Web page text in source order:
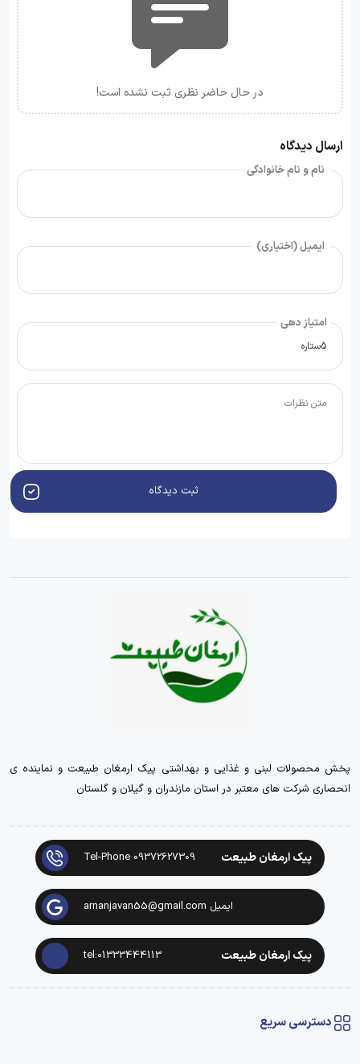
در حال حاضر نظری ثبت نشده است!
ارسال دیدگاه
نام و نام خانوادگی
ایمیل (اختیاری)
امتیاز دهی
ثبت دیدگاه
پخش محصولات لبنی و غذایی و بهداشتی پیک ارمغان طبیعت و نماینده ی
انحصاری شرکت های معتبر در استان مازندران و گیلان و گلستان
پیک ارمغان طبیعت Tel-Phone 09372627309
ایمیل arnanjavan55@gmail.com
پیک ارمغان طبیعت tel:01333444113
دسترسی سریع